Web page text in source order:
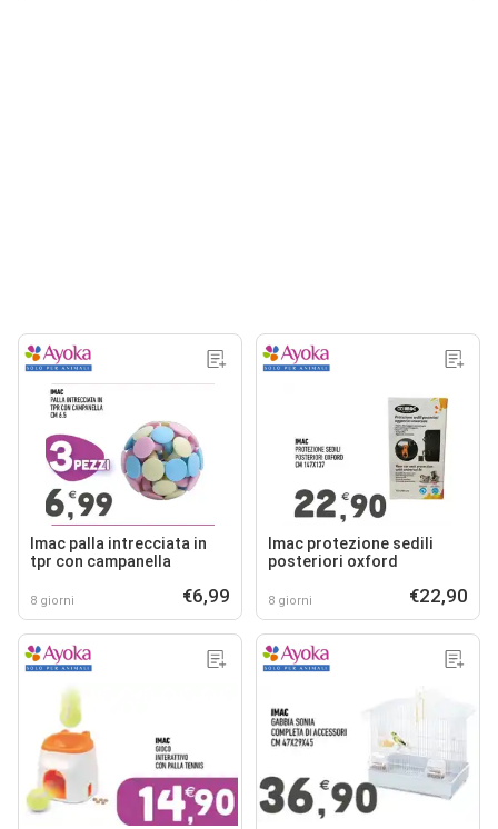
Imac palla intrecciata in
tpr con campanella
8 giorni €6,99
Imac protezione sedili
posteriori oxford
8 giorni €22,90